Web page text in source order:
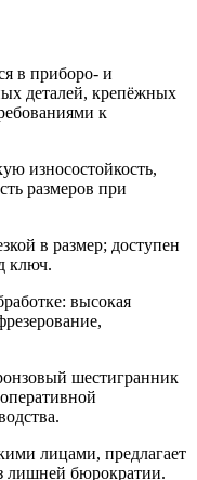
в приборо- и
деталей, крепёжных
к
износостойкость,
размеров при
в размер; доступен
ключ.
высокая
шестигранник
лицами, предлагает
лишней бюрократии.